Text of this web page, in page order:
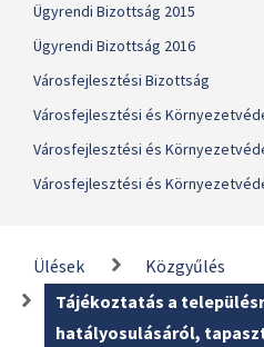
Ügyrendi Bizottság 2015
Ügyrendi Bizottság 2016
Városfejlesztési Bizottság
Városfejlesztési és
Városfejlesztési és
Városfejlesztési és
Ülések
Közgyűlés
Tájékoztatás a
hatályosulásáról,